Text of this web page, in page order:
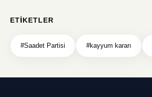
ETIKETLER
#Saadet Partisi #kayyum kararı